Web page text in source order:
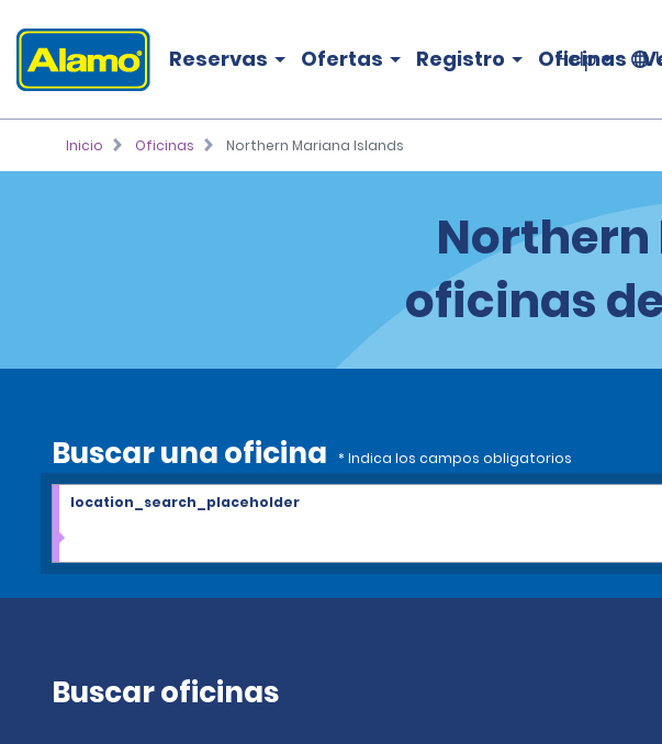
Reservas Ofertas Registro Oficinas
Help
Inicio Oficinas Northern Mariana Islands
oficinas
Buscar una oficina * Indica los campos obligatorios
location_search_placeholder
Buscar oficinas